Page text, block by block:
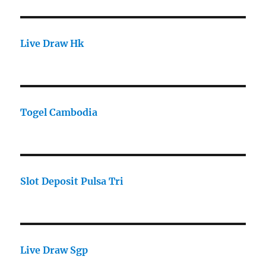
Live Draw Hk
Togel Cambodia
Slot Deposit Pulsa Tri
Live Draw Sgp